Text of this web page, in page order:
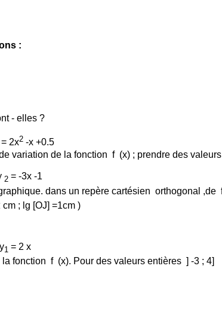
:
- elles ?
= 2x2 -x +0.5
variation de la fonction f (x) ; prendre des
2 = -3x -1
dans un repère cartésien orthogonal ,de
cm ; lg [OJ] =1cm )
y1 = 2 x
fonction f (x). Pour des valeurs entières ] -3 ; 4]